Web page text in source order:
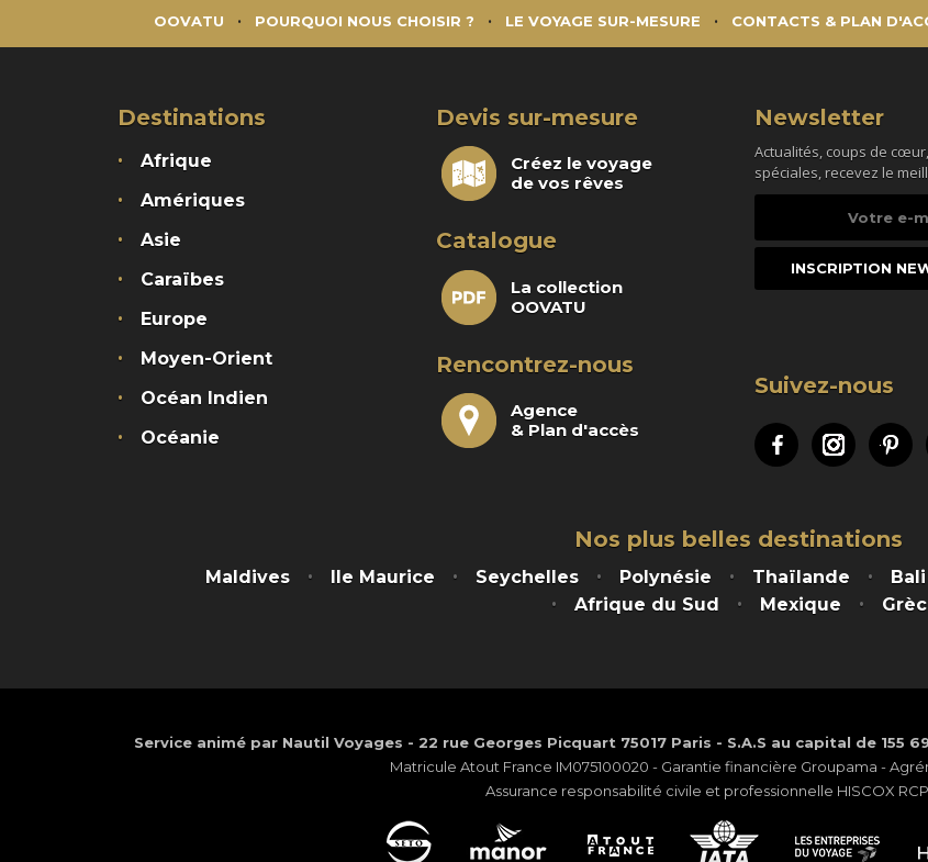
OOVATU POURQUOI NOUS CHOISIR ? LE VOYAGE SUR-MESURE CONTACTS & PLAN
Destinations
Afrique
Amériques
Asie
Caraïbes
Europe
Moyen-Orient
Océan Indien
Océanie
Devis sur-mesure
Créez le voyage
de vos rêves
Catalogue
La collection
OOVATU
Rencontrez-nous
Agence
& Plan d'accès
Newsletter
Actualités, coups de
spéciales, recevez le
Suivez-nous
FacebookInstagram
Nos plus belles destinations
Maldives Ile Maurice Seychelles Polynésie Thaïlande Bali
Afrique du Sud
Mexique
Service animé par Nautil Voyages - 22 rue Georges Picquart 75017 Paris - S.A.S au capital de 155
Matricule Atout France IM075100020 - Garantie financière Groupama -
Assurance responsabilité civile et professionnelle HISCOX